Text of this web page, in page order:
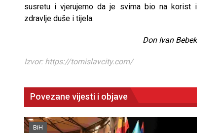
susretu i vjerujemo da je svima bio na korist i
zdravlje duše i tijela.
Don Ivan Bebek
Izvor: https://tomislavcity.com/
Povezane vijesti i objave
BiH